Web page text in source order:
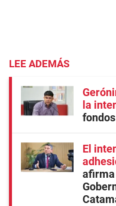
LEE ADEMÁS
la
El
afirma